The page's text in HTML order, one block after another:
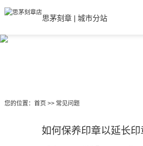
思茅刻章| 城市分站
您的位置： 首页 >> 常见问题
如何保养印章以延长印